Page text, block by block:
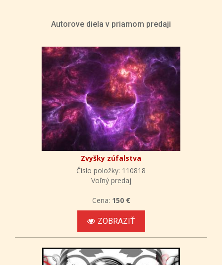
Autorove diela v priamom predaji
Zvyšky zúfalstva
Číslo položky: 110818
Voľný predaj
Cena: 150 €
ZOBRAZIŤ